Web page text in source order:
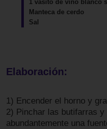
1 vasito de vino blanco
Manteca de cerdo
Sal
Elaboración:
1) Encender el horno y
2) Pinchar las butifarras
abundantemente una